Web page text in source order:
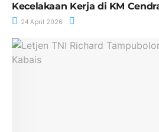
Kecelakaan Kerja di KM
24 April 2026